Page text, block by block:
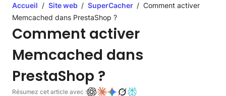
Accueil / Site web / SuperCacher / Comment activer
Memcached dans PrestaShop ?
Comment activer
Memcached dans
PrestaShop ?
Résumez cet article avec :